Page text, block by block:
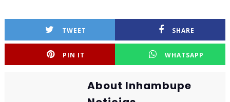
TWEET SHARE
PIN IT WHATSAPP
About Inhambupe